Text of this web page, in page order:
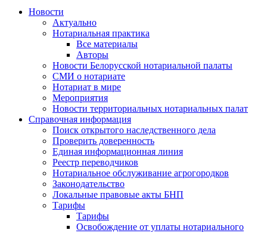
Новости
Актуально
Нотариальная практика
Все материалы
Авторы
Новости Белорусской нотариальной палаты
СМИ о нотариате
Нотариат в мире
Мероприятия
Новости территориальных нотариальных палат
Справочная информация
Поиск открытого наследственного дела
Проверить доверенность
Единая информационная линия
Реестр переводчиков
Нотариальное обслуживание агрогородков
Законодательство
Локальные правовые акты БНП
Тарифы
Тарифы
Освобождение от уплаты нотариального